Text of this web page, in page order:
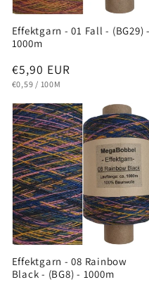
Effektgarn - 01 Fall - (BG29) -
1000m
Normaler
Preis
€5,90 EUR
GRUNDPREIS
€0,59 / PRO
100M
Effektgarn - 08 Rainbow
Black - (BG8) - 1000m